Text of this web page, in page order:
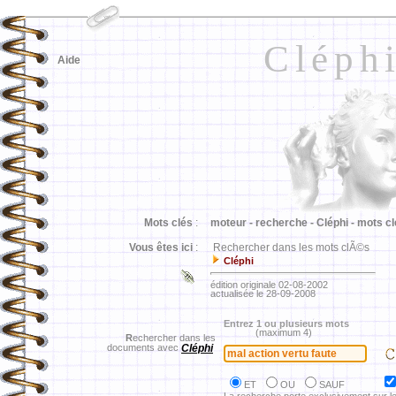
Aide
Mots clés : moteur - recherche - Cléphi - mots
Vous êtes ici : Rechercher dans les mots clÃ©s
Cléphi
édition originale 02-08-2002
actualisée le 28-09-2008
Rechercher dans les
documents avec Cléphi
Entrez 1 ou plusieurs mots
(maximum 4)
ET OU
SAUF